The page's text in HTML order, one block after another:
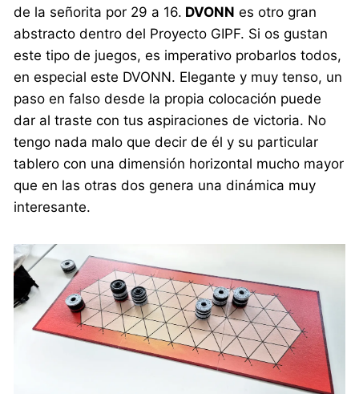
de la señorita por 29 a 16. DVONN es otro gran
abstracto dentro del Proyecto GIPF. Si os gustan
este tipo de juegos, es imperativo probarlos todos,
en especial este DVONN. Elegante y muy tenso, un
paso en falso desde la propia colocación puede
dar al traste con tus aspiraciones de victoria. No
tengo nada malo que decir de él y su particular
tablero con una dimensión horizontal mucho mayor
que en las otras dos genera una dinámica muy
interesante.